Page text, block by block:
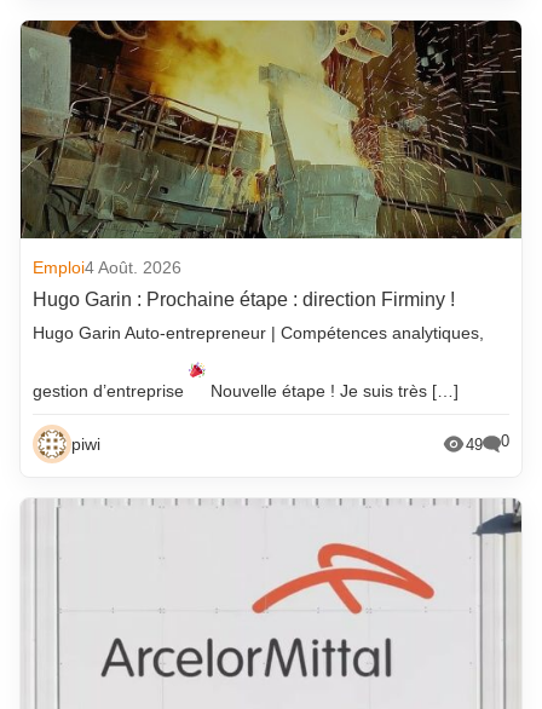
Emploi4 Août. 2026
Hugo Garin : Prochaine étape : direction Firminy !
Hugo Garin Auto-entrepreneur | Compétences analytiques,
gestion d’entreprise Nouvelle étape ! Je suis très […]
piwi 49 0